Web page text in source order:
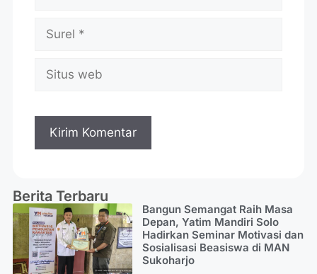
Berita Terbaru
Bangun Semangat Raih Masa
Depan, Yatim Mandiri Solo
Hadirkan Seminar Motivasi dan
Sosialisasi Beasiswa di MAN
Sukoharjo